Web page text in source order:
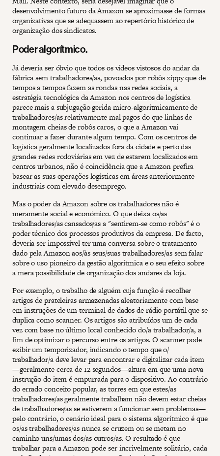
desenvolvimento futuro da Amazon se aproximasse de formas
organizativas que se adequassem ao repertório histórico de
organização dos sindicatos.
Poder algorítmico.
Já deveria ser óbvio que todos os vídeos vistosos do andar da
fábrica sem trabalhadores/as, povoados por robôs zippy que de
tempos a tempos fazem as rondas nas redes sociais, a
estratégia tecnológica da Amazon nos centros de logística
parece mais a subjugação gerida micro-algoritmicamente de
trabalhadores/as relativamente mal pagos do que linhas de
montagem cheias de robôs caros, o que a Amazon vai
continuar a fazer durante algum tempo. Com os centros de
logística geralmente localizados fora da cidade e perto das
grandes redes rodoviárias em vez de estarem localizados em
centros urbanos, não é coincidência que a Amazon prefira
basear as suas operações logísticas em áreas anteriormente
industriais com elevado desemprego.
Mas o poder da Amazon sobre os trabalhadores não é
meramente social e económico. O que deixa os/as
trabalhadores/as cansados/as a "sentirem-se como robôs" é o
poder técnico dos processos produtivos da empresa. De facto,
deveria ser impossível ter uma conversa sobre o tratamento
dado pela Amazon aos/às seus/suas trabalhadores/as sem falar
sobre o uso pioneiro da gestão algorítmica e o seu efeito sobre
a mera possibilidade de organização dos andares da loja.
Por exemplo, o trabalho de alguém cuja função é recolher
artigos de prateleiras armazenadas aleatoriamente com base
em instruções de um terminal de dados de rádio portátil que se
duplica como scanner. Os artigos são atribuídos um de cada
vez com base no último local conhecido do/a trabalhador/a, a
fim de optimizar o percurso entre os artigos. O scanner pode
exibir um temporizador, indicando o tempo que o/
trabalhador/a deve levar para encontrar e digitalizar cada item
—geralmente cerca de 12 segundos—altura em que uma nova
instrução do item é empurrada para o dispositivo. Ao contrário
do errado conceito popular, as torres em que estes/as
trabalhadores/as geralmente trabalham não devem estar cheias
de trabalhadores/as se estiverem a funcionar sem problemas—
pelo contrário, o cenário ideal para o sistema algorítmico é que
os/as trabalhadores/as nunca se cruzem ou se metam no
caminho uns/umas dos/as outros/as. O resultado é que
trabalhar para a Amazon pode ser incrivelmente solitário, cada